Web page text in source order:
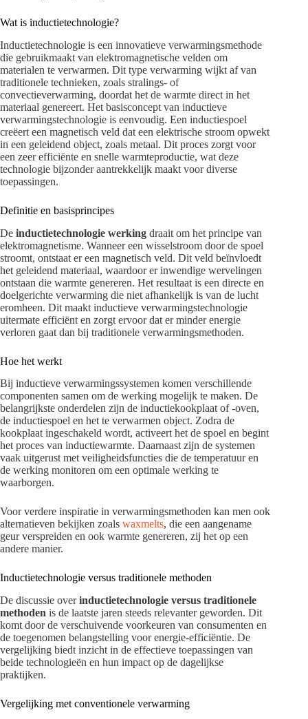
Wat is inductietechnologie?
Inductietechnologie is een innovatieve verwarmingsmethode
die gebruikmaakt van elektromagnetische velden om
materialen te verwarmen. Dit type verwarming wijkt af van
traditionele technieken, zoals stralings- of
convectieverwarming, doordat het de warmte direct in het
materiaal genereert. Het basisconcept van inductieve
verwarmingstechnologie is eenvoudig. Een inductiespoel
creëert een magnetisch veld dat een elektrische stroom opwekt
in een geleidend object, zoals metaal. Dit proces zorgt voor
een zeer efficiënte en snelle warmteproductie, wat deze
technologie bijzonder aantrekkelijk maakt voor diverse
toepassingen.
Definitie en basisprincipes
De inductietechnologie werking draait om het principe van
elektromagnetisme. Wanneer een wisselstroom door de spoel
stroomt, ontstaat er een magnetisch veld. Dit veld beïnvloedt
het geleidend materiaal, waardoor er inwendige wervelingen
ontstaan die warmte genereren. Het resultaat is een directe en
doelgerichte verwarming die niet afhankelijk is van de lucht
eromheen. Dit maakt inductieve verwarmingstechnologie
uitermate efficiënt en zorgt ervoor dat er minder energie
verloren gaat dan bij traditionele verwarmingsmethoden.
Hoe het werkt
Bij inductieve verwarmingssystemen komen verschillende
componenten samen om de werking mogelijk te maken. De
belangrijkste onderdelen zijn de inductiekookplaat of -oven,
de inductiespoel en het te verwarmen object. Zodra de
kookplaat ingeschakeld wordt, activeert het de spoel en begint
het proces van inductiewarmte. Daarnaast zijn de systemen
vaak uitgerust met veiligheidsfuncties die de temperatuur en
de werking monitoren om een optimale werking te
waarborgen.
Voor verdere inspiratie in verwarmingsmethoden kan men ook
alternatieven bekijken zoals waxmelts, die een aangename
geur verspreiden en ook warmte genereren, zij het op een
andere manier.
Inductietechnologie versus traditionele methoden
De discussie overinductietechnologie versus traditionele
methoden is de laatste jaren steeds relevanter geworden. Dit
komt door de verschuivende voorkeuren van consumenten en
de toegenomen belangstelling voor energie-efficiëntie. De
vergelijking biedt inzicht in de effectieve toepassingen van
beide technologieën en hun impact op de dagelijkse
praktijken.
Vergelijking met conventionele verwarming